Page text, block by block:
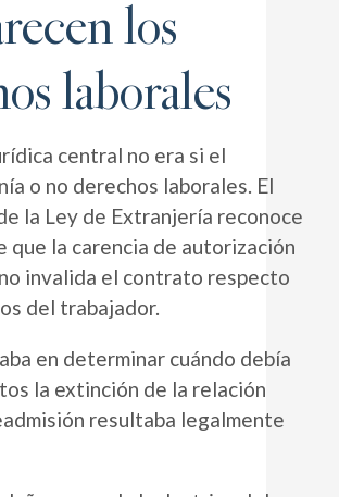
los
laborales
central no era si el
o no derechos laborales. El
la Ley de Extranjería reconoce
que la carencia de autorización
invalida el contrato respecto
del trabajador.
en determinar cuándo debía
la extinción de la relación
resultaba legalmente